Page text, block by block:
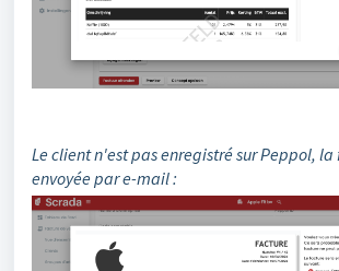
Le client n'est pas enregistré sur Peppol,
envoyée par e-mail :